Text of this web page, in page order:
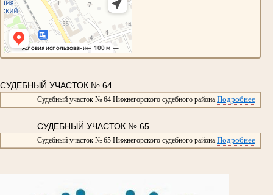
СУДЕБНЫЙ УЧАСТОК № 64
Судебный участок № 64 Нижнегорского судебного района Подробнее
СУДЕБНЫЙ УЧАСТОК № 65
Судебный участок № 65 Нижнегорского судебного района Подробнее